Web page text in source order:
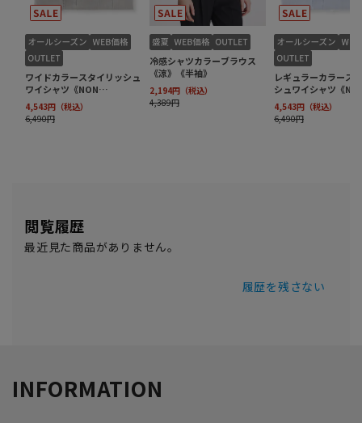
閲覧履歴
最近見た商品がありません。
履歴を残さない
INFORMATION